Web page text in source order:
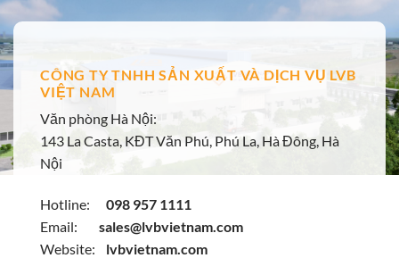
CÔNG TY TNHH SẢN XUẤT VÀ DỊCH VỤ LVB
VIỆT NAM
Văn phòng Hà Nội:
143 La Casta, KĐT Văn Phú, Phú La, Hà Đông, Hà
Nội
Hotline:
098 957 1111
Email:
sales@lvbvietnam.com
Website:
lvbvietnam.com